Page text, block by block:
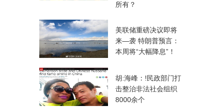
所有？
美联储重磅决议即将
来—袭 特朗普预言：
本周将“大幅降息”！
胡:海峰：!民政部门打
击整治非法社会组织
8000余个